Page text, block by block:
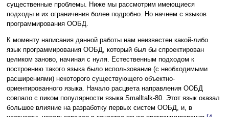
существенные проблемы. Ниже мы рассмотрим имеющиеся
подходы и их ограничения более подробно. Но начнем с языков
программирования ООБД.
К моменту написания данной работы нам неизвестен какой-либо
язык программирования ООБД, который был бы спроектирован
целиком заново, начиная с нуля. Естественным подходом к
построению такого языка было использование (с необходимыми
расширениями) некоторого существующего объектно-
ориентированного языка. Начало расцвета направления ООБД
совпало с пиком популярности языка Smalltalk-80. Этот язык оказал
большое влияние на разработку первых систем ООБД, и, в